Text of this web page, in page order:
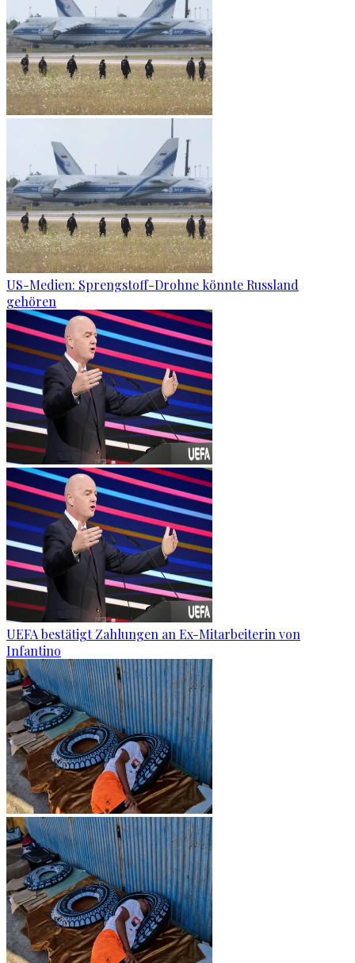
US-Medien: Sprengstoff-Drohne könnte Russland
gehören
UEFA bestätigt Zahlungen an Ex-Mitarbeiterin von
Infantino